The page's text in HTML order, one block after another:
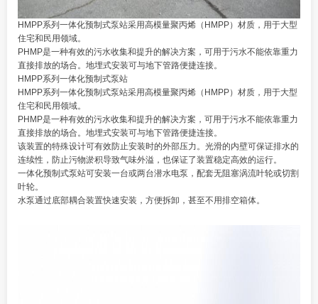
HMPP系列一体化预制式泵站采用高模量聚丙烯（HMPP）材质，用于大型
住宅和民用领域。
PHMP是一种有效的污水收集和提升的解决方案，可用于污水不能依靠重力
直接排放的场合。地埋式安装可与地下管路便捷连接。
HMPP系列一体化预制式泵站
HMPP系列一体化预制式泵站采用高模量聚丙烯（HMPP）材质，用于大型
住宅和民用领域。
PHMP是一种有效的污水收集和提升的解决方案，可用于污水不能依靠重力
直接排放的场合。地埋式安装可与地下管路便捷连接。
该装置的特殊设计可有效防止安装时的外部压力。光滑的内壁可保证排水的
连续性，防止污物淤积导致气味外溢，也保证了装置稳定高效的运行。
一体化预制式泵站可安装一台或两台潜水电泵，配套无阻塞涡流叶轮或切割
叶轮。
水泵通过底部耦合装置快速安装，方便拆卸，甚至不用排空箱体。